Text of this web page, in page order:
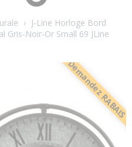
› J-Line Horloge Bord
Gris-Noir-Or Small 69 JLine
Demandez RABAIS